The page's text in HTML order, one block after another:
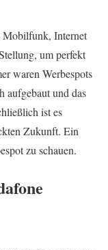
Mobilfunk, Internet
um perfekt
waren Werbespots
aufgebaut und das
ist es
Zukunft. Ein
zu schauen.